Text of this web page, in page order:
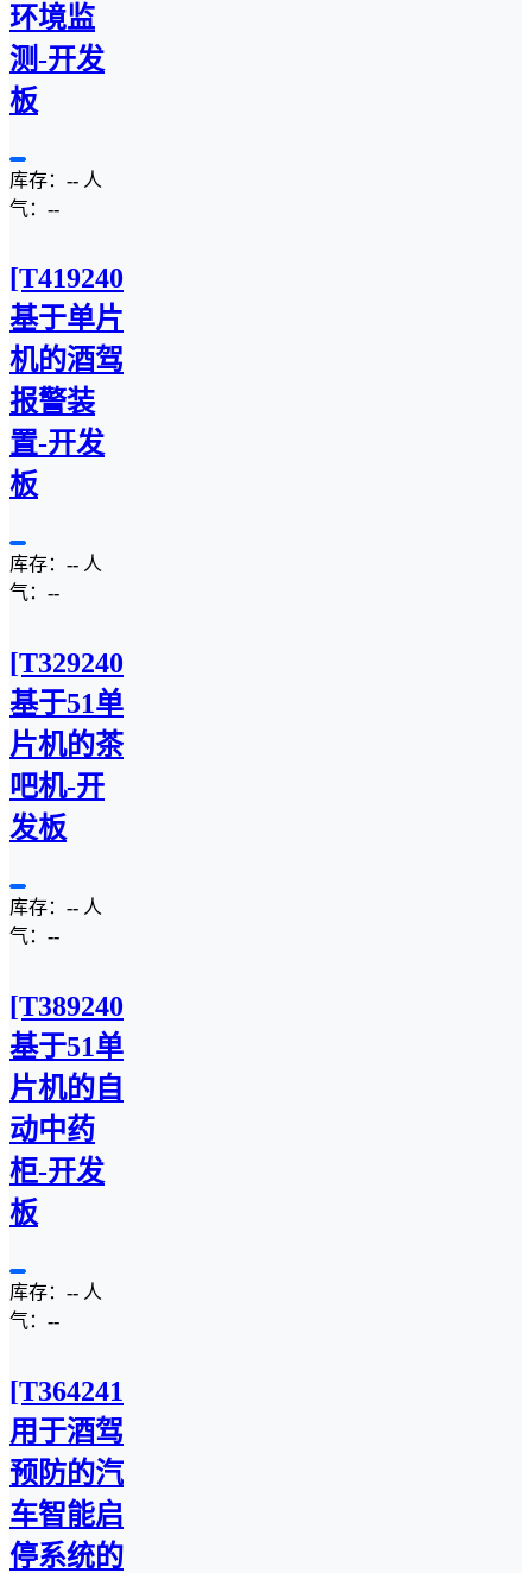
环境监
测-开发
板
库存： -- 人
气： --
[T4192407C]
基于单片
机的酒驾
报警装
置-开发
板
库存： -- 人
气： --
[T3292407C]
基于51单
片机的茶
吧机-开
发板
库存： -- 人
气： --
[T3892407C]
基于51单
片机的自
动中药
柜-开发
板
库存： -- 人
气： --
[T3642410M]
用于酒驾
预防的汽
车智能启
停系统的